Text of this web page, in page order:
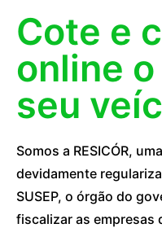
Cote e
online
seu
Somos a RESICÓR,
devidamente
SUSEP, o órgão do
fiscalizar as empresas